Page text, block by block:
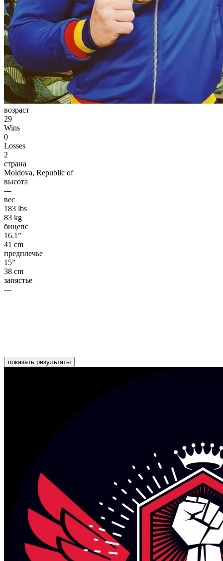
возраст
29
Wins
0
Losses
2
страна
Moldova, Republic of
высота
---
вес
183 lbs
83 kg
бицепс
16.1”
41 cm
предплечье
15”
38 cm
запястье
---
показать результаты